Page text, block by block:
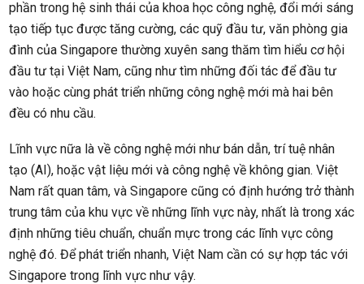
phần trong hệ sinh thái của khoa học công nghệ, đổi mới sáng
tạo tiếp tục được tăng cường, các quỹ đầu tư, văn phòng gia
đình của Singapore thường xuyên sang thăm tìm hiểu cơ hội
đầu tư tại Việt Nam, cũng như tìm những đối tác để đầu tư
vào hoặc cùng phát triển những công nghệ mới mà hai bên
đều có nhu cầu.
Lĩnh vực nữa là về công nghệ mới như bán dẫn, trí tuệ nhân
tạo (AI), hoặc vật liệu mới và công nghệ về không gian. Việt
Nam rất quan tâm, và Singapore cũng có định hướng trở thành
trung tâm của khu vực về những lĩnh vực này, nhất là trong xác
định những tiêu chuẩn, chuẩn mực trong các lĩnh vực công
nghệ đó. Để phát triển nhanh, Việt Nam cần có sự hợp tác với
Singapore trong lĩnh vực như vậy.